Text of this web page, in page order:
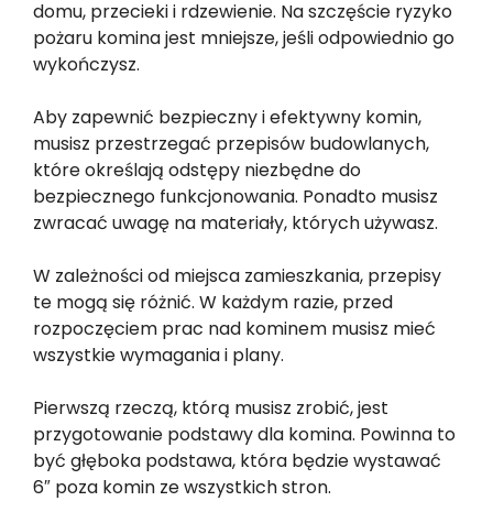
domu, przecieki i rdzewienie. Na szczęście ryzyko
pożaru komina jest mniejsze, jeśli odpowiednio go
wykończysz.
Aby zapewnić bezpieczny i efektywny komin,
musisz przestrzegać przepisów budowlanych,
które określają odstępy niezbędne do
bezpiecznego funkcjonowania. Ponadto musisz
zwracać uwagę na materiały, których używasz.
W zależności od miejsca zamieszkania, przepisy
te mogą się różnić. W każdym razie, przed
rozpoczęciem prac nad kominem musisz mieć
wszystkie wymagania i plany.
Pierwszą rzeczą, którą musisz zrobić, jest
przygotowanie podstawy dla komina. Powinna to
być głęboka podstawa, która będzie wystawać
6″ poza komin ze wszystkich stron.